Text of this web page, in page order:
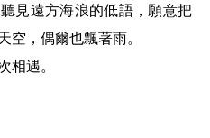
見遠方海浪的低語，願意把
空，偶爾也飄著雨。
相遇。